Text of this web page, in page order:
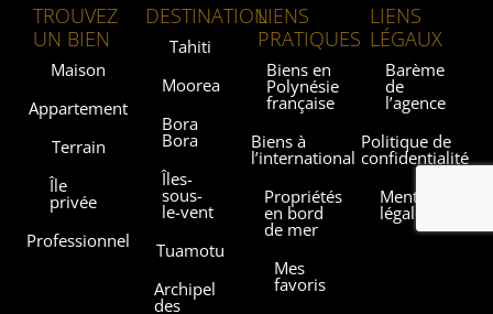
TROUVEZ
UN BIEN
Maison
Appartement
Terrain
Île
privée
Professionnel
DESTINATION
Tahiti
Moorea
Bora
Bora
Îles-
sous-
le-vent
Tuamotu
Archipel
des
LIENS
PRATIQUES
Biens en
Polynésie
française
Biens à
l’international
Propriétés
en bord
de mer
Mes
favoris
LIENS
LÉGAUX
Barème
de
l’agence
Politique de
confidentialité
Mentions
légales